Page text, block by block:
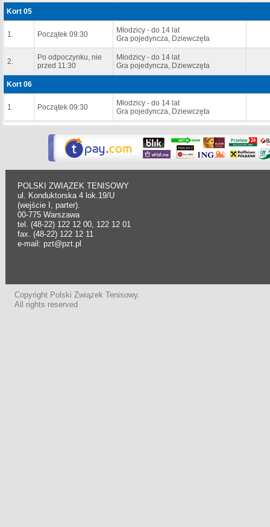
Kort 05
1. Początek 09:30
Młodzicy - do 14 lat
Gra pojedyncza, Dziewczęta
2.
Po odpoczynku, nie
przed 11:30
Młodzicy - do 14 lat
Gra pojedyncza, Dziewczęta
Kort 06
1. Początek 09:30
Młodzicy - do 14 lat
Gra pojedyncza, Dziewczęta
POLSKI ZWIĄZEK TENISOWY
ul. Konduktorska 4 lok.19/U
(wejście I, parter).
00-775 Warszawa
tel. (48-22) 122 12 00, 122 12 01
fax. (48-22) 122 12 11
e-mail: pzt@pzt.pl
Copyright Polski Związek Tenisowy.
All rights reserved